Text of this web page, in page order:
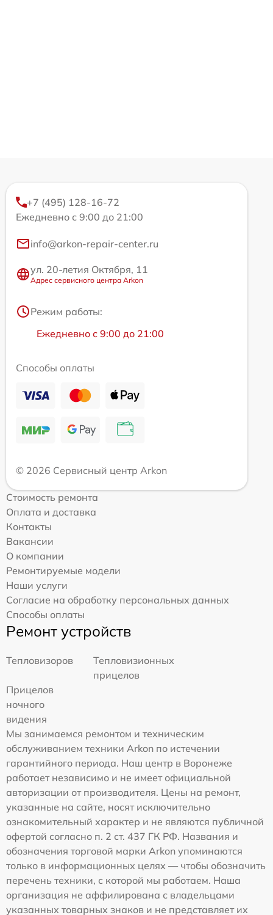
+7 (495) 128-16-72
Ежедневно с 9:00 до 21:00
info@arkon-repair-center.ru
ул. 20-летия Октября, 11
Адрес сервисного центра Arkon
Режим работы:
Ежедневно с 9:00 до 21:00
Способы оплаты
© 2026 Сервисный центр Arkon
Стоимость ремонта
Оплата и доставка
Контакты
Вакансии
О компании
Ремонтируемые модели
Наши услуги
Согласие на обработку персональных данных
Способы оплаты
Ремонт устройств
Тепловизоров
Тепловизионных
прицелов
Прицелов
ночного
видения
Мы занимаемся ремонтом и техническим
обслуживанием техники Arkon по истечении
гарантийного периода. Наш центр в Воронеже
работает независимо и не имеет официальной
авторизации от производителя. Цены на ремонт,
указанные на сайте, носят исключительно
ознакомительный характер и не являются публичной
офертой согласно п. 2 ст. 437 ГК РФ. Названия и
обозначения торговой марки Arkon упоминаются
только в информационных целях — чтобы обозначить
перечень техники, с которой мы работаем. Наша
организация не аффилирована с владельцами
указанных товарных знаков и не представляет их